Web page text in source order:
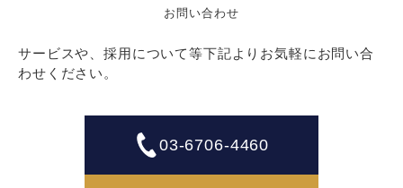
お問い合わせ
サービスや、採用について等下記よりお気軽にお問い合
わせください。
03-6706-4460